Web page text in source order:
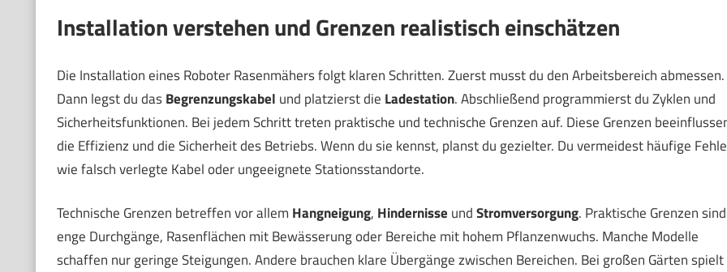
Installation verstehen und Grenzen realistisch einschätzen
Die Installation eines Roboter Rasenmähers folgt klaren Schritten. Zuerst musst du den Arbeitsbereich abmessen.
Dann legst du dasBegrenzungskabel und platzierst die Ladestation. Abschließend programmierst du Zyklen und
Sicherheitsfunktionen. Bei jedem Schritt treten praktische und technische Grenzen auf. Diese Grenzen
die Effizienz und die Sicherheit des Betriebs. Wenn du sie kennst, planst du gezielter. Du vermeidest häufige
wie falsch verlegte Kabel oder ungeeignete Stationsstandorte.
Technische Grenzen betreffen vor allem Hangneigung, Hindernisse undStromversorgung. Praktische Grenzen sind
enge Durchgänge, Rasenflächen mit Bewässerung oder Bereiche mit hohem Pflanzenwuchs. Manche Modelle
schaffen nur geringe Steigungen. Andere brauchen klare Übergänge zwischen Bereichen. Bei großen Gärten spielt